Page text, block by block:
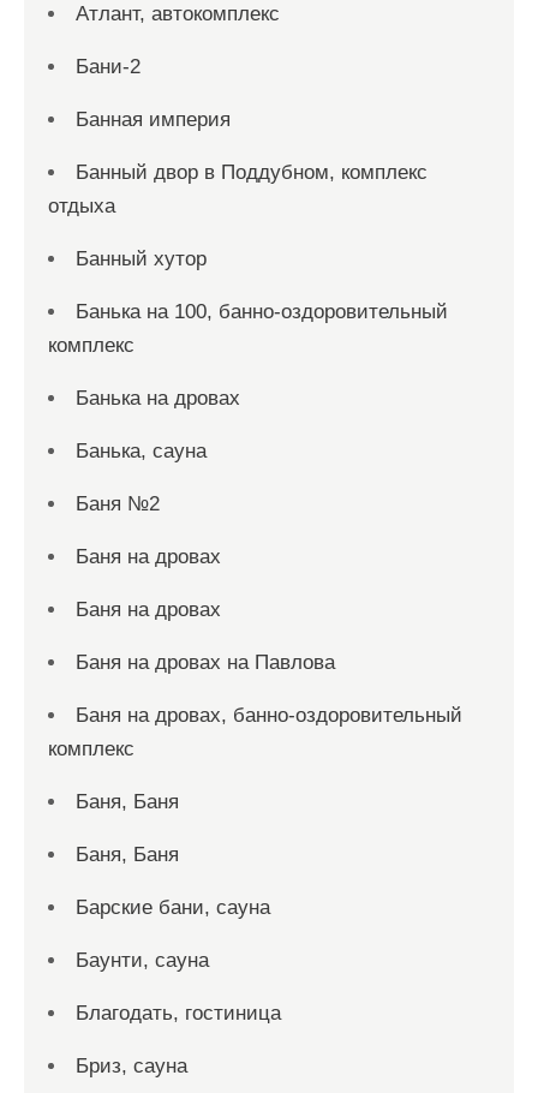
Атлант, автокомплекс
Бани-2
Банная империя
Банный двор в Поддубном, комплекс
отдыха
Банный хутор
Банька на 100, банно-оздоровительный
комплекс
Банька на дровах
Банька, сауна
Баня №2
Баня на дровах
Баня на дровах
Баня на дровах на Павлова
Баня на дровах, банно-оздоровительный
комплекс
Баня, Баня
Баня, Баня
Барские бани, сауна
Баунти, сауна
Благодать, гостиница
Бриз, сауна